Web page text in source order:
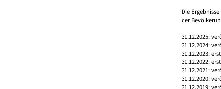
Die
der
31.12.2025:
31.12.2024:
31.12.2023:
31.12.2022:
31.12.2021:
31.12.2020:
31.12.2019: